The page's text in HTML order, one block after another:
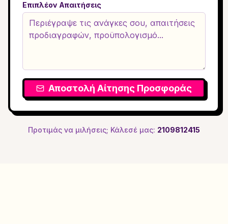
Επιπλέον Απαιτήσεις
Αποστολή Αίτησης Προσφοράς
Προτιμάς να μιλήσεις; Κάλεσέ μας: 2109812415